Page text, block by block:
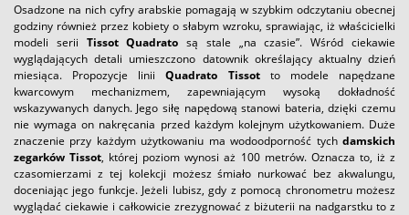
Osadzone na nich cyfry arabskie pomagają w szybkim odczytaniu obecnej
godziny również przez kobiety o słabym wzroku, sprawiając, iż właścicielki
modeli serii Tissot Quadrato są stale „na czasie”. Wśród ciekawie
wyglądających detali umieszczono datownik określający aktualny dzień
miesiąca. Propozycje liniiQuadrato Tissotto modele napędzane
kwarcowym mechanizmem, zapewniającym wysoką dokładność
wskazywanych danych. Jego siłę napędową stanowi bateria, dzięki czemu
nie wymaga on nakręcania przed każdym kolejnym użytkowaniem. Duże
znaczenie przy każdym użytkowaniu ma wodoodporność tych damskich
zegarków Tissot, której poziom wynosi aż 100 metrów. Oznacza to, iż z
czasomierzami z tej kolekcji możesz śmiało nurkować bez akwalungu,
doceniając jego funkcje. Jeżeli lubisz, gdy z pomocą chronometru możesz
wyglądać ciekawie i całkowicie zrezygnować z biżuterii na nadgarstku to z